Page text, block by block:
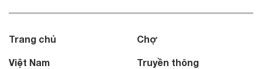
Trang chủ
Việt Nam
Chợ
Truyền thông